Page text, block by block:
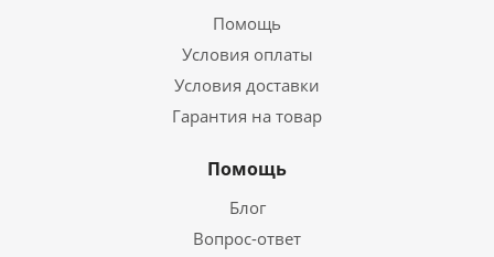
Помощь
Условия оплаты
Условия доставки
Гарантия на товар
Помощь
Блог
Вопрос-ответ